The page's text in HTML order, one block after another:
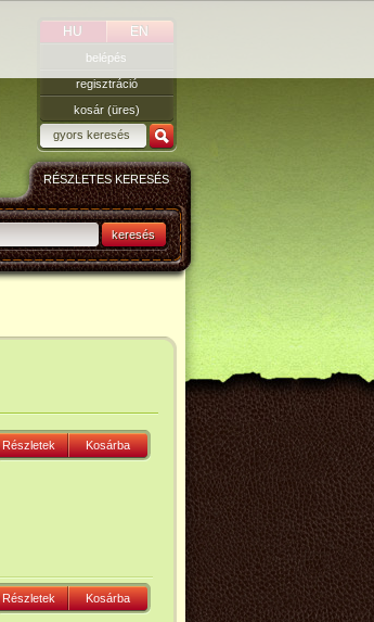
HU EN
belépés
regisztráció
kosár (üres)
RÉSZLETES KERESÉS
keresés
Részletek Kosárba
Részletek Kosárba